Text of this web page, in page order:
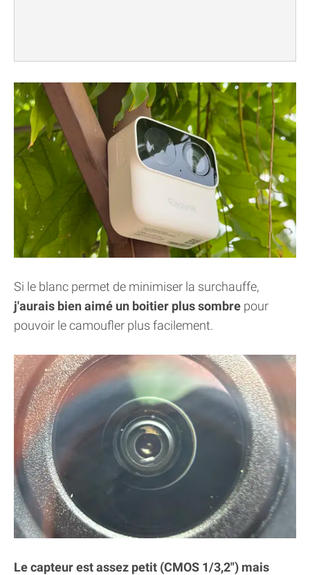
Si le blanc permet de minimiser la surchauffe,
j'aurais bien aimé un boitier plus sombre pour
pouvoir le camoufler plus facilement.
Le capteur est assez petit (CMOS 1/3,2") mais